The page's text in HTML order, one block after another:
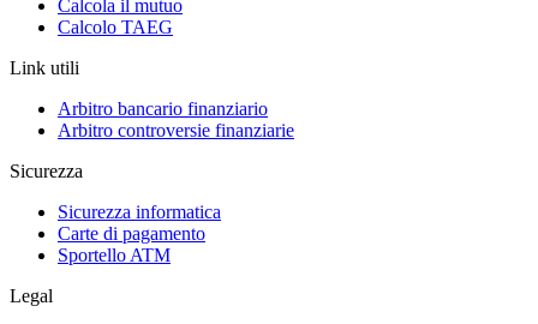
Calcola il mutuo
Calcolo TAEG
Link utili
Arbitro bancario finanziario
Arbitro controversie finanziarie
Sicurezza
Sicurezza informatica
Carte di pagamento
Sportello ATM
Legal